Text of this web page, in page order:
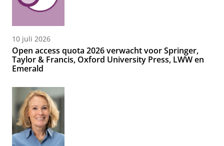
10 juli 2026
Open access quota 2026 verwacht voor Springer,
Taylor & Francis, Oxford University Press, LWW en
Emerald